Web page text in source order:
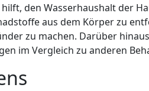
den Wasserhaushalt der
aus dem Körper zu
zu machen. Darüber
im Vergleich zu anderen